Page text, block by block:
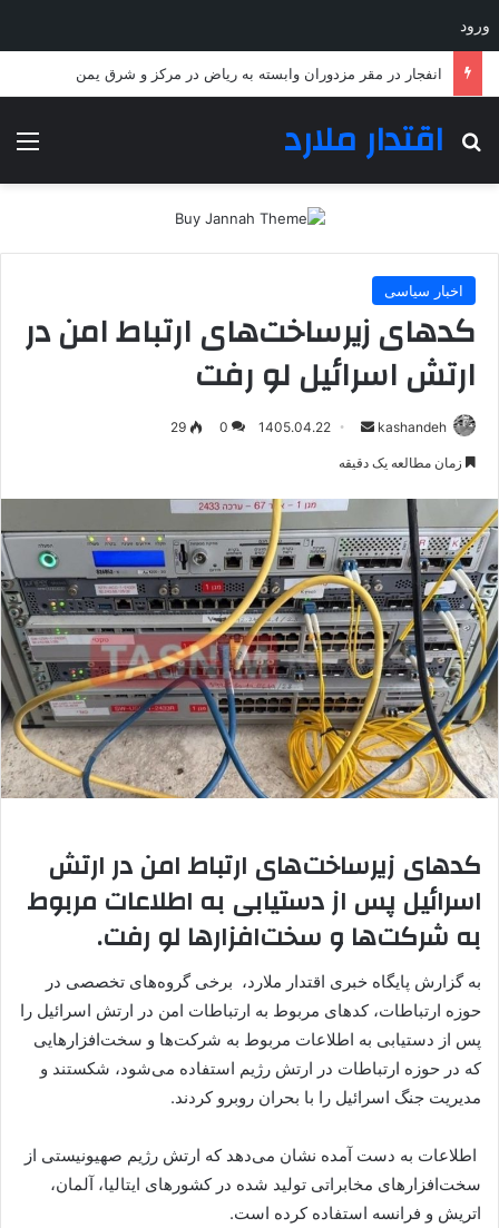
ورود
پیش‌بینی پاییز پر بارش در ایران؛ لطفا غافلگیر نشوید
اقتدار ملارد
جستجو برای
اخبار سیاسی
کدهای زیرساخت‌های ارتباط امن در
ارتش اسرائیل لو رفت
kashandeh
ارسال1405.04.22
0
29
زمان مطالعه یک دقیقه
کدهای زیرساخت‌های ارتباط امن در ارتش
اسرائیل پس از دستیابی به اطلاعات مربوط
به شرکت‌ها و سخت‌افزارها لو رفت.
به گزارش پایگاه خبری اقتدار ملارد، برخی گروه‌های تخصصی در
حوزه ارتباطات، کدهای مربوط به ارتباطات امن در ارتش اسرائیل را
پس از دستیابی به اطلاعات مربوط به شرکت‌ها و سخت‌افزارهایی
که در حوزه ارتباطات در ارتش رژیم استفاده می‌شود، شکستند و
مدیریت جنگ اسرائیل را با بحران روبرو کردند.
اطلاعات به دست آمده نشان می‌دهد که ارتش رژیم صهیونیستی از
سخت‌افزارهای مخابراتی تولید شده در کشورهای ایتالیا، آلمان،
اتریش و فرانسه استفاده کرده است.